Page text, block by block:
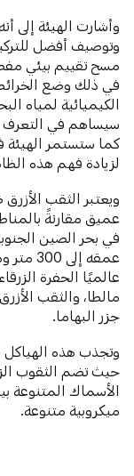
وأشارت الهيئة إلى
وتوصيف أفضل
مسح تقييم بيئي
في ذلك وضع الخرائط
الكيميائية لمياه
سيساهم في التعرف
كما ستستمر الهيئة
لزيادة فهم هذه
ويعتبر الثقب
عميق مقارنةً
في بحر الصين
عمقه
عالميًا الحفرة
مالطا، والثقب
جزر البهاما.
وتجذب هذه الهياكل
حيث تضم الثقوب
الأسماك المتنوعة
ميكروبية متنوعة.